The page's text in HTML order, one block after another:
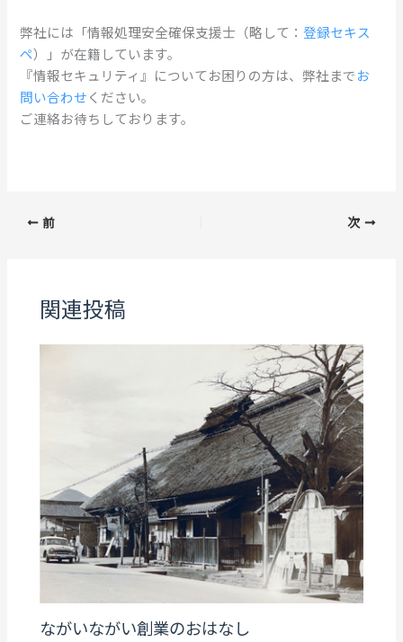
弊社には 「情報処理安全確保支援士（略して：登録セキス
ペ）」が在籍しています。
『情報セキュリティ』についてお困りの方は、弊社までお
問い合わせください。
ご連絡お待ちしております。
前 次
関連投稿
ながいながい創業のおはなし